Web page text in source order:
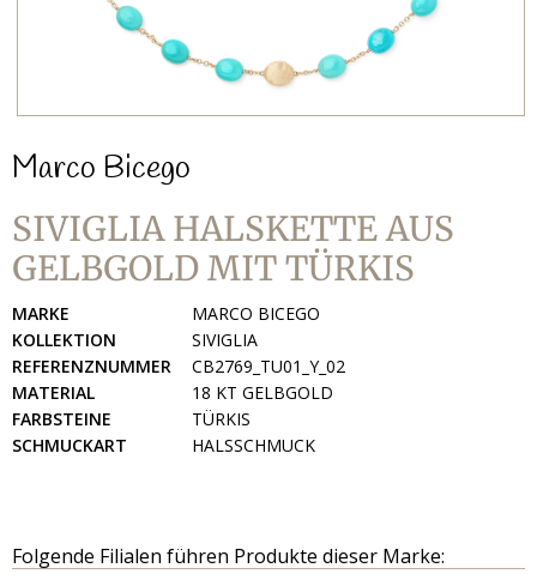
Marco Bicego
SIVIGLIA HALSKETTE AUS
GELBGOLD MIT TÜRKIS
MARKE
MARCO BICEGO
KOLLEKTION
SIVIGLIA
REFERENZNUMMER
CB2769_TU01_Y_02
MATERIAL
18 KT GELBGOLD
FARBSTEINE
TÜRKIS
SCHMUCKART
HALSSCHMUCK
Folgende Filialen führen Produkte dieser Marke: